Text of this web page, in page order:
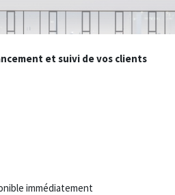
et suivi de vos clients
immédiatement